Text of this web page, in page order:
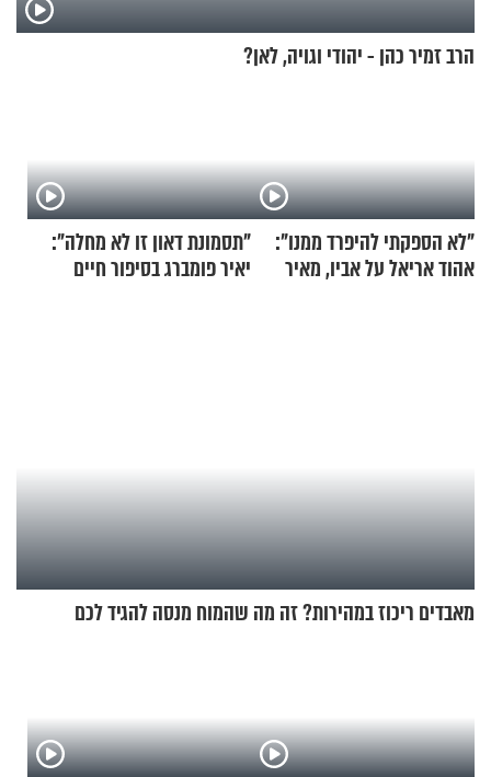
הרב זמיר כהן - יהודי וגויה, לאן?
"לא הספקתי להיפרד ממנו":
אהוד אריאל על אביו, מאיר
"תסמונת דאון זו לא מחלה":
יאיר פומברג בסיפור חיים
מאבדים ריכוז במהירות? זה מה שהמוח מנסה להגיד לכם